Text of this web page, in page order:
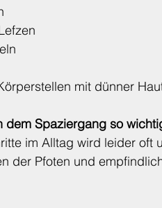
mit dünner
dem Spaziergang so
im Alltag wird leider oft
der Pfoten und